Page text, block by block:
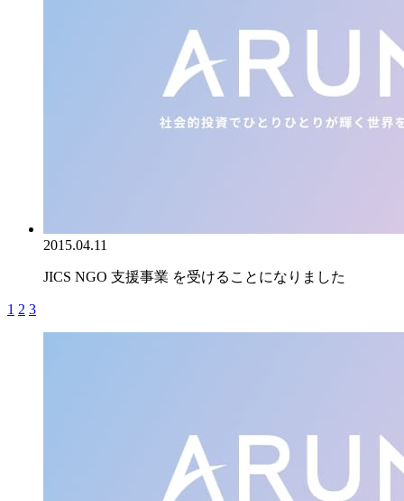
2015.04.11
JICS NGO 支援事業 を受けることになりました
1 2 3